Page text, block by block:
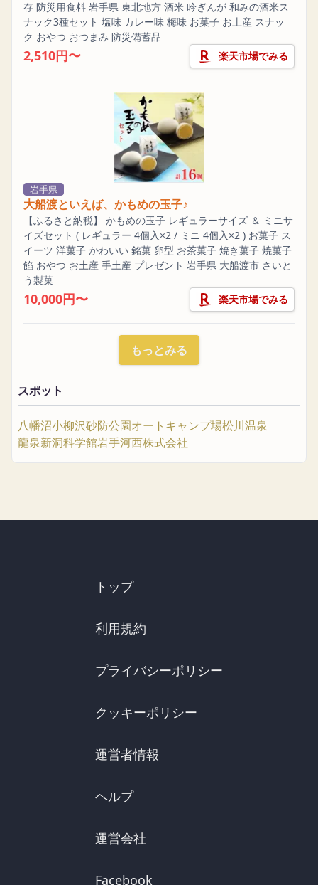
存 防災用食料 岩手県 東北地方 酒米 吟ぎんが 和みの酒米ス
ナック3種セット 塩味 カレー味 梅味 お菓子 お土産 スナッ
ク おやつ おつまみ 防災備蓄品
2,510円〜 楽天市場でみる
岩手県
大船渡といえば、かもめの玉子♪
【ふるさと納税】 かもめの玉子 レギュラーサイズ ＆ ミニサ
イズセット ( レギュラー 4個入×2 / ミニ 4個入×2 ) お菓子 ス
イーツ 洋菓子 かわいい 銘菓 卵型 お茶菓子 焼き菓子 焼菓子
餡 おやつ お土産 手土産 プレゼント 岩手県 大船渡市 さいと
う製菓
10,000円〜 楽天市場でみる
もっとみる
スポット
八幡沼小柳沢砂防公園オートキャンプ場松川温泉
龍泉新洞科学館岩手河西株式会社
トップ
利用規約
プライバシーポリシー
クッキーポリシー
運営者情報
ヘルプ
運営会社
Facebook